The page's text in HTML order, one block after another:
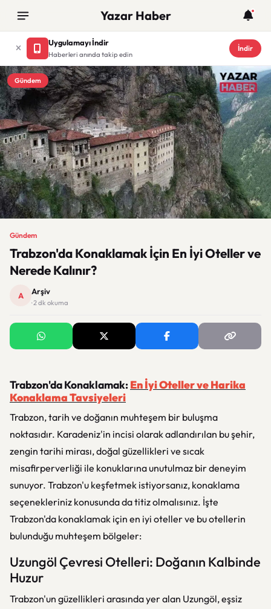
Yazar Haber
Uygulamayı İndir
Haberleri anında takip edin
İndir
Gündem
Gündem
Trabzon'da Konaklamak İçin En İyi Oteller ve
Nerede Kalınır?
A Arşiv
· 2 dk okuma
Trabzon'da Konaklamak: En İyi Oteller ve Harika
Konaklama Tavsiyeleri
Trabzon, tarih ve doğanın muhteşem bir buluşma
noktasıdır. Karadeniz'in incisi olarak adlandırılan bu şehir,
zengin tarihi mirası, doğal güzellikleri ve sıcak
misafirperverliği ile konuklarına unutulmaz bir deneyim
sunuyor. Trabzon'u keşfetmek istiyorsanız, konaklama
seçenekleriniz konusunda da titiz olmalısınız. İşte
Trabzon'da konaklamak için en iyi oteller ve bu otellerin
bulunduğu muhteşem bölgeler:
Uzungöl Çevresi Otelleri: Doğanın Kalbinde
Huzur
Trabzon'un güzellikleri arasında yer alan Uzungöl, eşsiz